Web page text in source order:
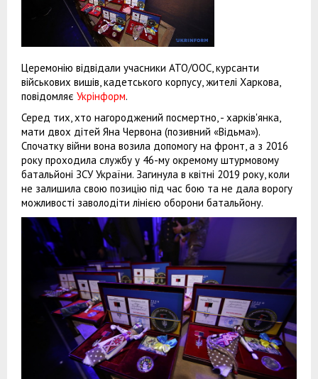
Церемонію відвідали учасники АТО/ООС, курсанти
військових вишів, кадетського корпусу, жителі Харкова,
повідомляє Укрінформ.
Серед тих, хто нагороджений посмертно, - харків'янка,
мати двох дітей Яна Червона (позивний «Відьма»).
Спочатку війни вона возила допомогу на фронт, а з 2016
року проходила службу у 46-му окремому штурмовому
батальйоні ЗСУ України. Загинула в квітні 2019 року, коли
не залишила свою позицію під час бою та не дала ворогу
можливості заволодіти лінією оборони батальйону.